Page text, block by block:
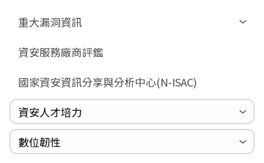
重大漏洞資訊
Zerologon
MSHTML
Log4shell
WannaCrypt
Heartbleed
資安服務廠商評鑑
國家資安資訊分享與分析中心(N-ISAC)
資安人才培力
巡迴研討會
CCOE資安實戰人才培育計畫成果簡介
資安人才培訓服務網
資安系列競賽網站
數位韌性